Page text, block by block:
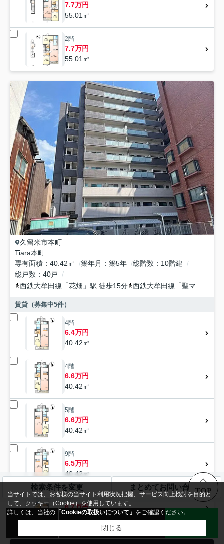
7.7万円
55.01㎡
2階
7.7万円
55.01㎡
久留米市本町
Tiara本町
専有面積
40.42㎡ 築年月 築5年 総階数
10階建
総戸数
40戸
西鉄大牟田線 「花畑 」駅 徒歩15分 西鉄大牟田線 「聖マリア病院前
賃貸（募集中5件）
4階
6.4万円
40.42㎡
4階
6.6万円
40.42㎡
5階
6.6万円
40.42㎡
9階
6.5万円
40.42㎡
9階
6.7万円
40.42㎡
検索条件を変更 まとめてお問い合わせ
来店予約 無料売却査定 お問い合わせ LINE
TOP
当サイトでは、お客様の当サイト利用状況把握、サービス向上検討を目的と
して、クッキー（Cookie）を使用しています。
詳しくは、当社の 「Cookieの取扱いについて」 をご確認ください。
閉じる